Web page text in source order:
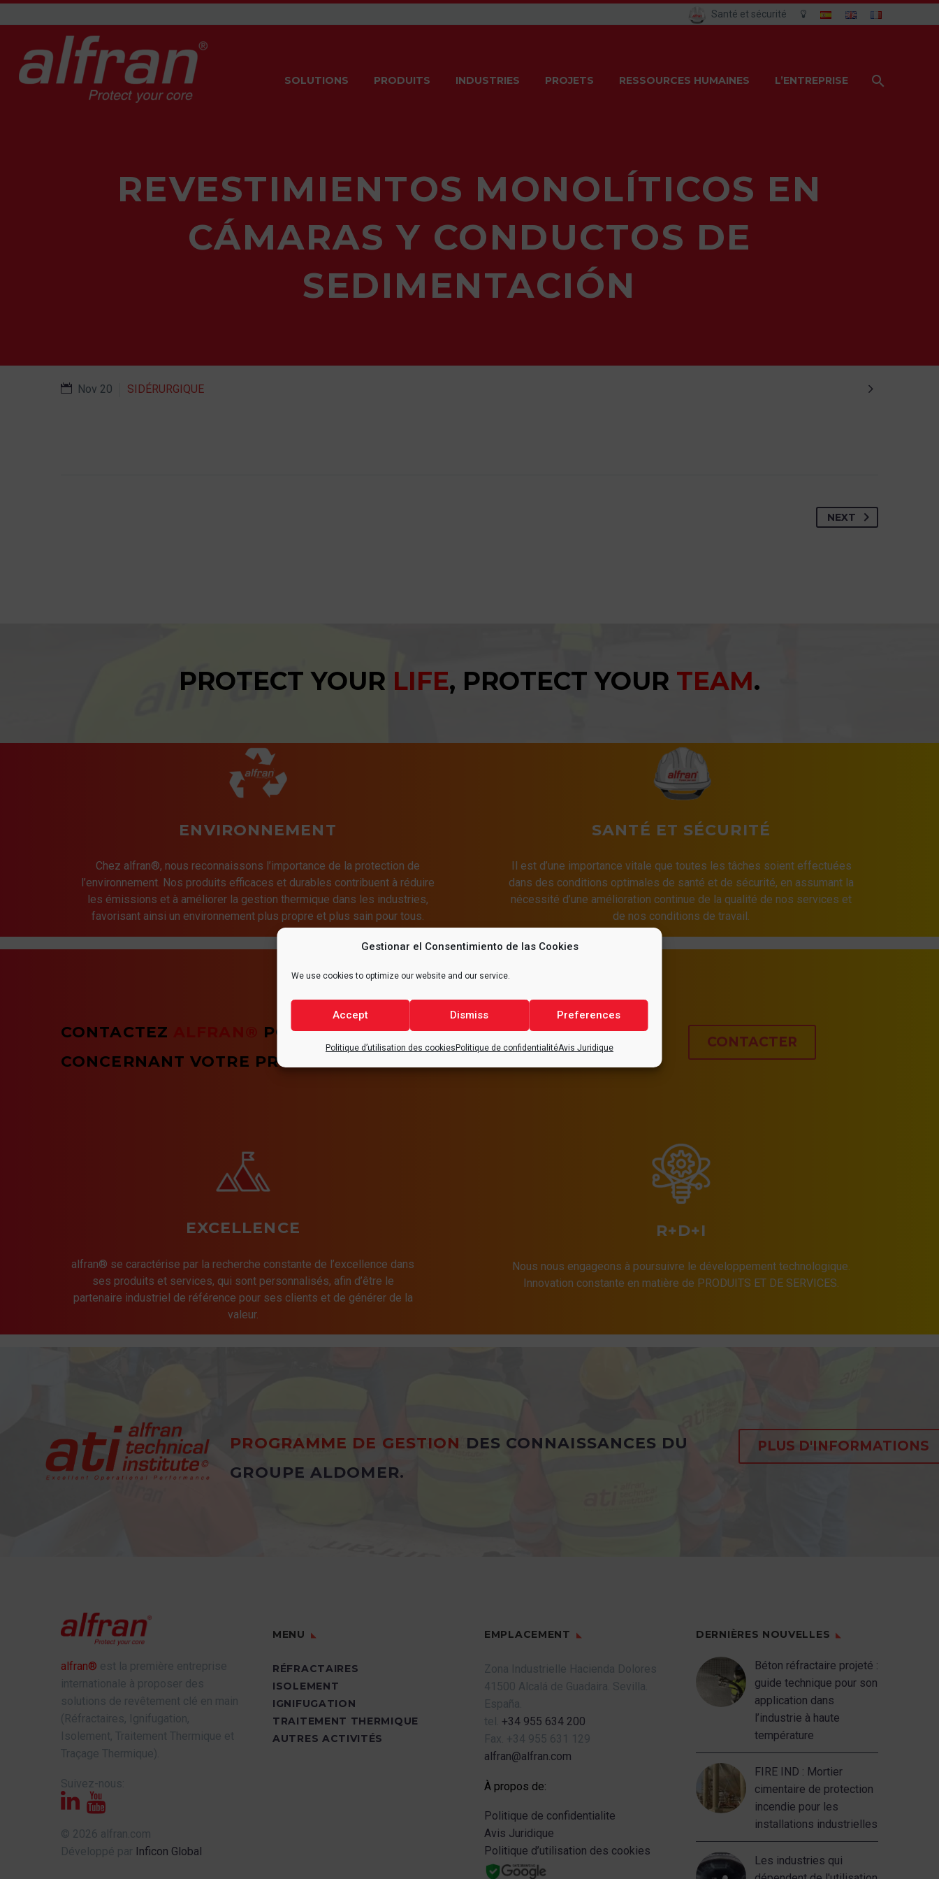
Gestionar el Consentimiento de las Cookies
We use cookies to optimize our website and our service.
Accept Dismiss Preferences
Politique d’utilisation des cookiesPolitique de confidentialitéAvis Juridique
Santé et sécurité
SOLUTIONS PRODUITS INDUSTRIES PROJETS RESSOURCES HUMAINES L’ENTREPRISE
REVESTIMIENTOS MONOLÍTICOS EN
CÁMARAS Y CONDUCTOS DE
SEDIMENTACIÓN

Nov 20 SIDÉRURGIQUE
NEXT
PROTECT YOUR LIFE, PROTECT YOUR TEAM.
ENVIRONNEMENT
Chez alfran®, nous reconnaissons l’importance de la protection de
l’environnement. Nos produits efficaces et durables contribuent à réduire
les émissions et à améliorer la gestion thermique dans les industries,
favorisant ainsi un environnement plus propre et plus sain pour tous.
SANTÉ ET SÉCURITÉ
Il est d’une importance vitale que toutes les tâches soient effectuées
dans des conditions optimales de santé et de sécurité, en assumant la
nécessité d’une amélioration continue de la qualité de nos services et
de nos conditions de travail.
CONTACTEZ
POUR TOUTE QUESTION
CONCERNANT VOTRE PROJET.
CONTACTER
EXCELLENCE
alfran® se caractérise par la recherche constante de l’excellence dans
ses produits et services, qui sont personnalisés, afin d’être le
partenaire industriel de référence pour ses clients et de générer de la
valeur.
R+D+I
Nous nous engageons à poursuivre le développement technologique.
Innovation constante en matière de PRODUITS ET DE SERVICES.
PROGRAMME DE GESTION DES CONNAISSANCES DU
GROUPE ALDOMER.
PLUS D'INFORMATIONS
alfran® est la première entreprise
internationale à proposer des
solutions de revêtement clé en main
(Réfractaires, Ignifugation,
Isolement, Traitement Thermique et
Traçage Thermique).
Suivez-nous:
© 2026 alfran.com
Développé par
Inficon Global
MENU
RÉFRACTAIRES
ISOLEMENT
IGNIFUGATION
TRAITEMENT THERMIQUE
AUTRES ACTIVITÉS
EMPLACEMENT
Zona Industrielle Hacienda Dolores
41500 Alcalá de Guadaira. Sevilla.
España.
tel. +34 955 634 200
Fax. +34 955 631 129
alfran@alfran.com
À propos de:
Politique de confidentialite
Avis Juridique
Politique d’utilisation des cookies
DERNIÈRES NOUVELLES
Béton réfractaire projeté :
guide technique pour son
application dans
l’industrie à haute
température
FIRE IND : Mortier
cimentaire de protection
incendie pour les
installations industrielles
Les industries qui